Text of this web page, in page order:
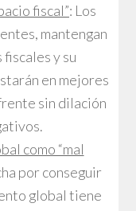
fiscal”: Los
mantengan
fiscales y su
en mejores
sin dilación
como “mal
por conseguir
global tiene